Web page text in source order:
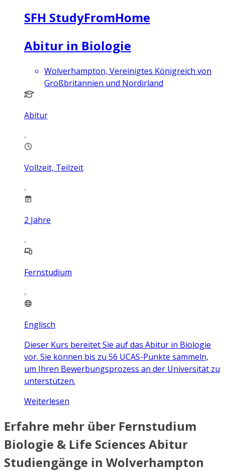
SFH StudyFromHome
Abitur in Biologie
Wolverhampton, Vereinigtes Königreich von
Großbritannien und Nordirland
Abitur
Vollzeit, Teilzeit
2 Jahre
Fernstudium
Englisch
Dieser Kurs bereitet Sie auf das Abitur in Biologie
vor. Sie können bis zu 56 UCAS-Punkte sammeln,
um Ihren Bewerbungsprozess an der Universität zu
unterstützen.
Weiterlesen
Erfahre mehr über Fernstudium
Biologie & Life Sciences Abitur
Studiengänge in Wolverhampton